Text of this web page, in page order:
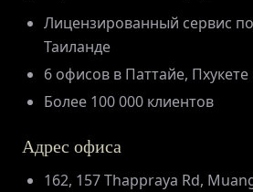
ЖУРНАЛ
Лицензированный сервис
Таиланде
6 офисов в Паттайе, Пхукете
Более 100 000 клиентов
Адрес офиса
162, 157 Thappraya Rd,